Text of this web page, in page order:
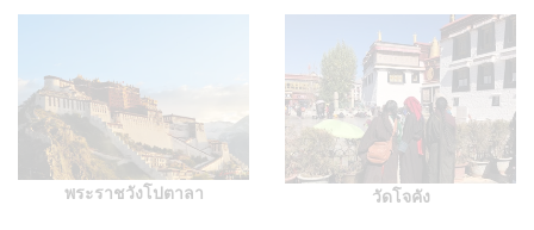
พระราชวังโปตาลา วัดโจคัง